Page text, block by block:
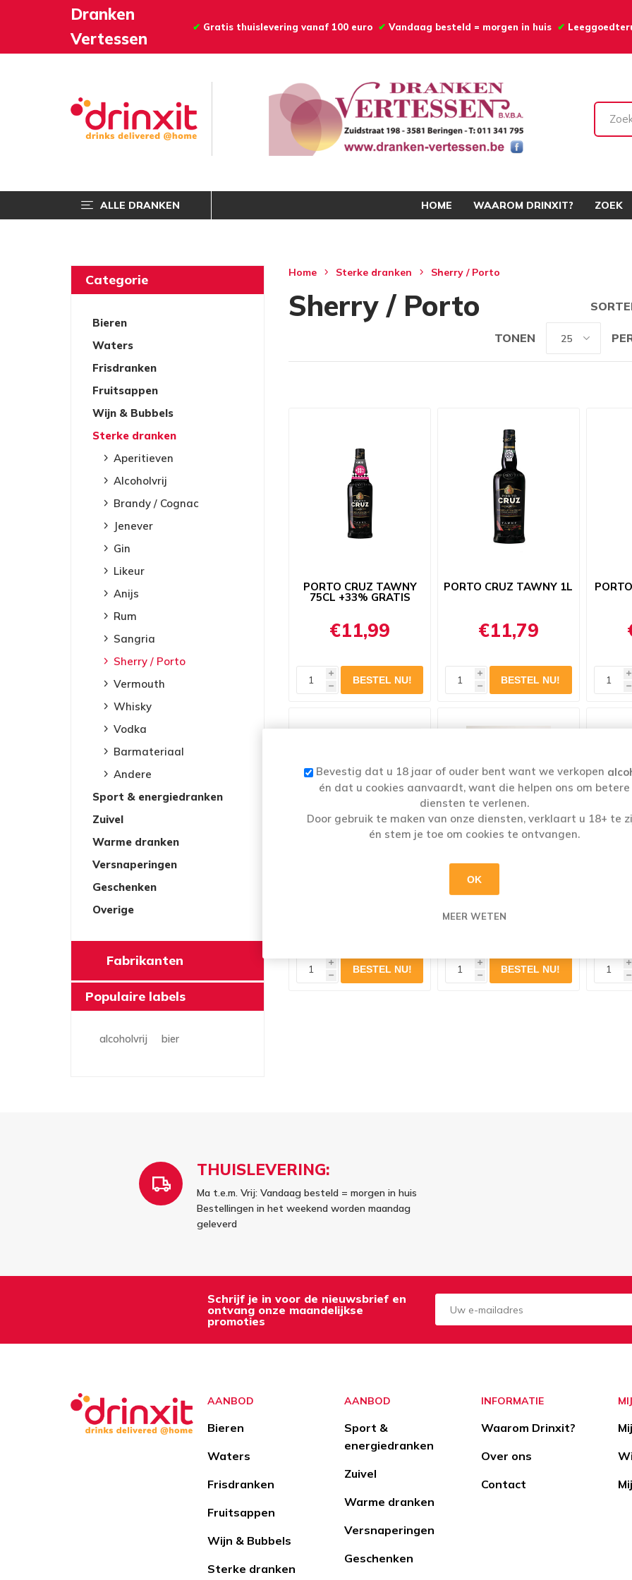
Dranken
Vertessen
✔ Gratis thuislevering vanaf 100 euro ✔ Vandaag besteld = morgen in huis ✔
ALLE DRANKEN HOME WAAROM DRINXIT? ZOEK
Categorie
Bieren
Waters
Frisdranken
Fruitsappen
Wijn & Bubbels
Sterke dranken
Aperitieven
Alcoholvrij
Brandy / Cognac
Jenever
Gin
Likeur
Anijs
Rum
Sangria
Sherry / Porto
Vermouth
Whisky
Vodka
Barmateriaal
Andere
Sport & energiedranken
Zuivel
Warme dranken
Versnaperingen
Geschenken
Overige
Fabrikanten
Populaire labels
alcoholvrij bier
Home Sterke dranken Sherry / Porto
Sherry / Porto
TONEN
PORTO CRUZ TAWNY
75CL +33% GRATIS
€11,99
i
h
PORTO CRUZ TAWNY 1L
€11,79
i
h
i
h
i
h
ROYAL OPORTO ROSE
75CL
€14,69
i
h
i
h
THUISLEVERING:
Ma t.e.m. Vrij: Vandaag besteld = morgen in huis
Bestellingen in het weekend worden maandag
geleverd
Schrijf je in voor de nieuwsbrief en
ontvang onze maandelijkse
promoties
AANBOD
Bieren
Waters
Frisdranken
Fruitsappen
Wijn & Bubbels
Sterke dranken
AANBOD
Sport &
energiedranken
Zuivel
Warme dranken
Versnaperingen
Geschenken
INFORMATIE
Waarom Drinxit?
Over ons
Contact
Bevestig dat u 18 jaar of ouder bent want we verkopen
én dat u cookies aanvaardt, want die helpen ons om betere
diensten te verlenen.
Door gebruik te maken van onze diensten, verklaart u 18+ te
én stem je toe om cookies te ontvangen.
OK
MEER WETEN